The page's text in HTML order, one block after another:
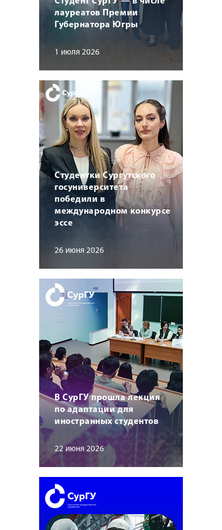
лауреатов Премии
Губернатора Югры
1 июля 2026
Студентки Сургутского
госуниверситета
победили в
международном конкурсе
эссе
26 июня 2026
В СурГУ прошла лекция
по адаптации для
иностранных студентов
22 июня 2026